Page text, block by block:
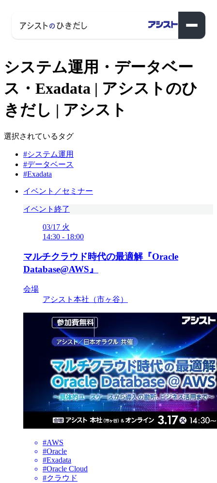
システム運用・データベー
ス・Exadata | アシストのひ
きだし | アシスト
選択されているタグ
#システム運用
#データベース
#Exadata
イベント／セミナー
イベント終了
03/17 火
14:30 - 18:00
マルチクラウド時代の最適解『Oracle
Database@AWS』
会場
アシスト本社（市ヶ谷）
#AWS
#Oracle
#Exadata
#Oracle Cloud
#クラウド